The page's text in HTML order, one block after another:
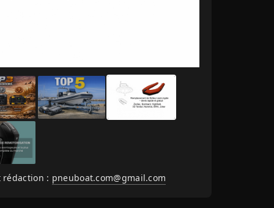
rédaction : pneuboat.com@gmail.com